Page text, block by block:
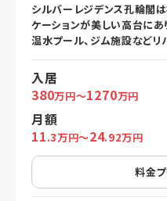
シルバーレジデンス孔輪閣
ケーションが美しい高台に
温水プール、ジム施設などリ
入居
380万円～1270万円
月額
11.3万円～24.92万円
料金